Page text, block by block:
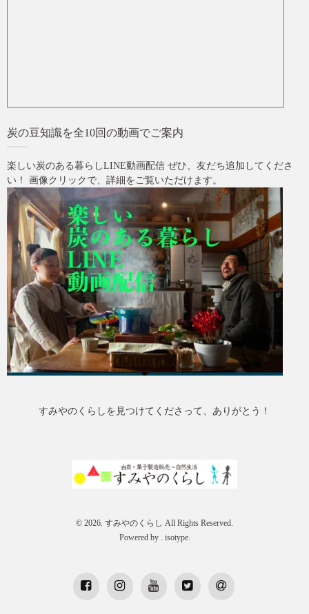
炭の豆知識を全10回の動画でご案内
楽しい炭のある暮らしLINE動画配信 ぜひ、友だち追加してくださ
い！ 画像クリックで、詳細をご覧いただけます。
すみやのくらしを見つけてくださって、ありがとう！
© 2026. すみやのくらし All Rights Reserved.
Powered by . isotype.